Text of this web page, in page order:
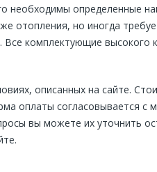
необходимы определенные
отопления, но иногда
Все комплектующие высокого
описанных на сайте.
оплаты согласовывается
вы можете их уточнить